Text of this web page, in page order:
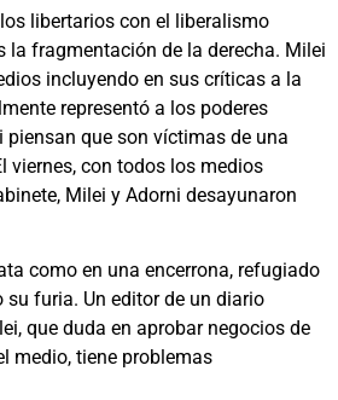
libertarios con el liberalismo
la fragmentación de la derecha. Milei
incluyendo en sus críticas a la
representó a los poderes
que son víctimas de una
viernes, con todos los medios
Milei y Adorni desayunaron
como en una encerrona, refugiado
furia. Un editor de un diario
que duda en aprobar negocios de
medio, tiene problemas